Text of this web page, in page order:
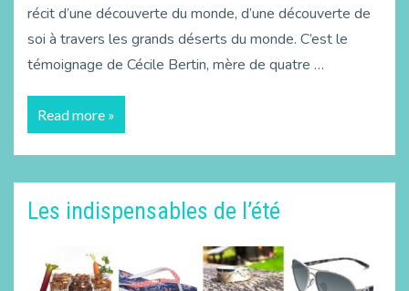
récit d’une découverte du monde, d’une découverte de
soi à travers les grands déserts du monde. C’est le
témoignage de Cécile Bertin, mère de quatre …
Read more »
Les indispensables de l’été